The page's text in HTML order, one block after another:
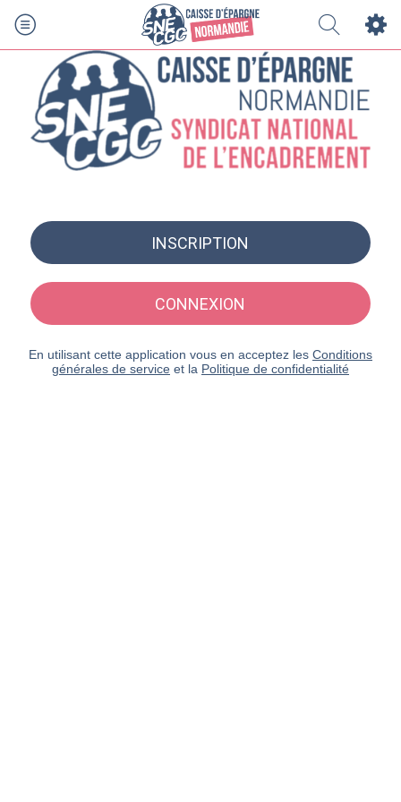
INSCRIPTION
CONNEXION
En utilisant cette application vous en acceptez les Conditions
générales de service et la Politique de confidentialité